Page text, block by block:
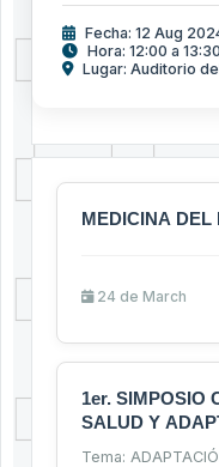
Fecha: 12 Aug
Hora: 12:00 a 13:30
Lugar: Auditorio
MEDICINA DEL
24 de March
1er. SIMPOSIO
SALUD Y
Tema: